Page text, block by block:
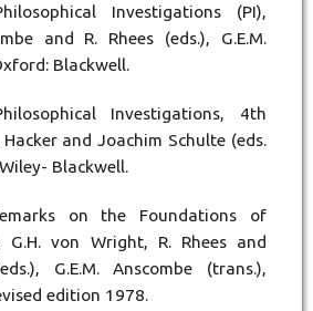
Investigations (PI),
and R. Rhees (eds.), G.E.M.
Blackwell.
Investigations, 4th
and Joachim Schulte (eds.
Blackwell.
on the Foundations of
G.H. von Wright, R. Rhees and
G.E.M. Anscombe (trans.),
edition 1978.